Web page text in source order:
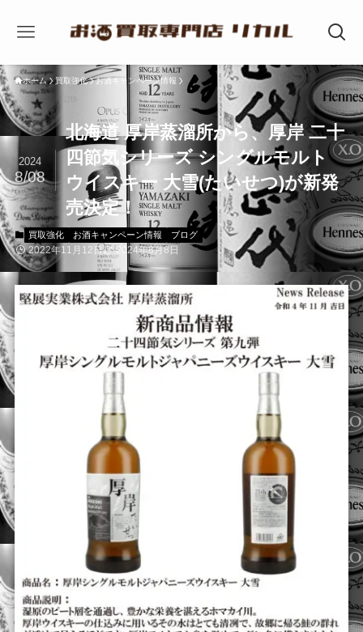
ホーム 買取強化 お酒キャンペーン情報
北海道 厚岸蒸溜所から、厚岸 二十
四節気シリーズ シングルモルト
ウイスキー 大雪(たいせつ)が新発
売決定！
2024
8/08
買取強化 お酒キャンペーン情報 ブログ
2022年11月12日 2024年8月8日